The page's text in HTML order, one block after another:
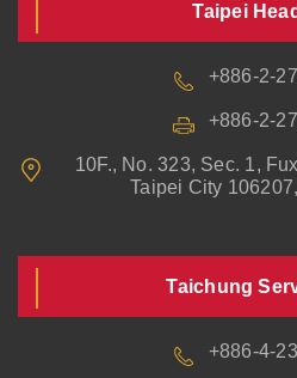
Taipei
+886-2-
+886-2-
10F., No. 323, Sec. 1,
Taipei City
Taichung
+886-4-